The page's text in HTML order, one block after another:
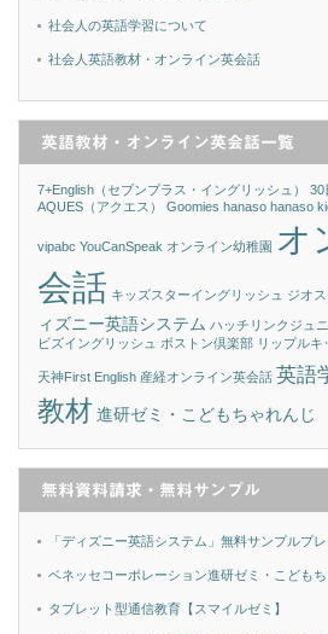
社会人の英語学習について
社会人英語教材・オンライン英会話
英語教材・オンライン英会話一覧
7+English（セブンプラス・イングリッシュ）
30
AQUES（アクエス）
Goomies hanaso hanaso
vipabc YouCanSpeak オンライン幼稚園 オ
会話 キッズスターイングリッシュ ジオ
ィズニー英語システム ハッチリンクジュ
ビズイングリッシュ ボストン倶楽部 リップルキ
天神First English 産経オンライン英会話 英語
教材進研ゼミ・こどもちゃれんじ
無料資料請求・無料サンプル
「ディズニー英語システム」無料サンプルプ
ベネッセコーポレーション進研ゼミ・こどもち
タブレット型通信教育【スマイルゼミ】